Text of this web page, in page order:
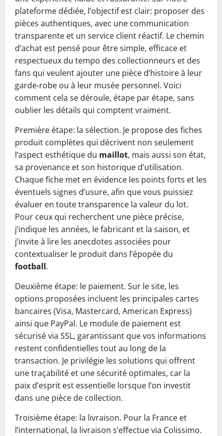
plateforme dédiée, l’objectif est clair: proposer des
pièces authentiques, avec une communication
transparente et un service client réactif. Le chemin
d’achat est pensé pour être simple, efficace et
respectueux du tempo des collectionneurs et des
fans qui veulent ajouter une pièce d’histoire à leur
garde-robe ou à leur musée personnel. Voici
comment cela se déroule, étape par étape, sans
oublier les détails qui comptent vraiment.
Première étape: la sélection. Je propose des fiches
produit complètes qui décrivent non seulement
l’aspect esthétique du maillot, mais aussi son état,
sa provenance et son historique d’utilisation.
Chaque fiche met en évidence les points forts et les
éventuels signes d’usure, afin que vous puissiez
évaluer en toute transparence la valeur du lot.
Pour ceux qui recherchent une pièce précise,
j’indique les années, le fabricant et la saison, et
j’invite à lire les anecdotes associées pour
contextualiser le produit dans l’épopée du
football.
Deuxième étape: le paiement. Sur le site, les
options proposées incluent les principales cartes
bancaires (Visa, Mastercard, American Express)
ainsi que PayPal. Le module de paiement est
sécurisé via SSL, garantissant que vos informations
restent confidentielles tout au long de la
transaction. Je privilégie les solutions qui offrent
une traçabilité et une sécurité optimales, car la
paix d’esprit est essentielle lorsque l’on investit
dans une pièce de collection.
Troisième étape: la livraison. Pour la France et
l’international, la livraison s’effectue via Colissimo.